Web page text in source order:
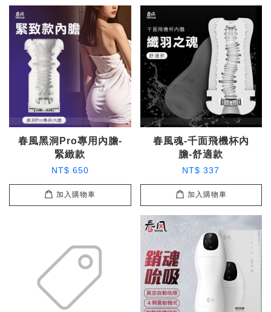
春風黑洞Pro專用內膽-
緊緻款
NT$ 650
加入購物車
春風魂-千面飛機杯內
膽-舒適款
NT$ 337
加入購物車